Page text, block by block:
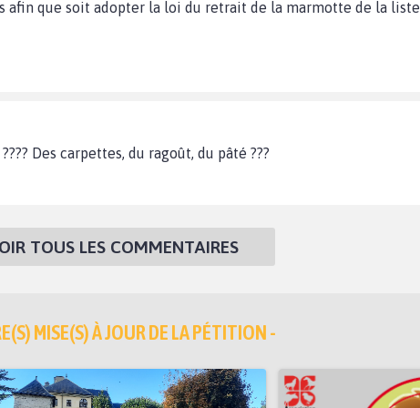
afin que soit adopter la loi du retrait de la marmotte de la liste
Des carpettes, du ragoût, du pâté ???
TOUS LES COMMENTAIRES
MISE(S) À JOUR DE LA PÉTITION -